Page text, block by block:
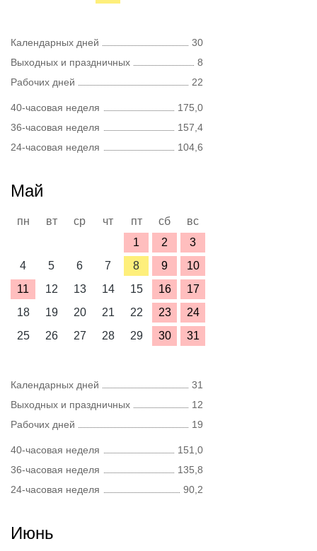
Календарных дней
30
Выходных и праздничных
8
Рабочих дней
22
40-часовая неделя
175,0
36-часовая неделя
157,4
24-часовая неделя
104,6
Май
пн вт ср чт пт сб
вс
1
2
3
4
5 6 7 8 9
10
11
12 13 14 15 16
17
18
19 20 21 22 23
24
25
26 27 28 29 30 31
Календарных дней
31
Выходных и праздничных
12
Рабочих дней
19
40-часовая неделя
151,0
36-часовая неделя
135,8
24-часовая неделя
90,2
Июнь